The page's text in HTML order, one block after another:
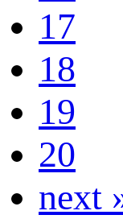
17
18
19
20
next